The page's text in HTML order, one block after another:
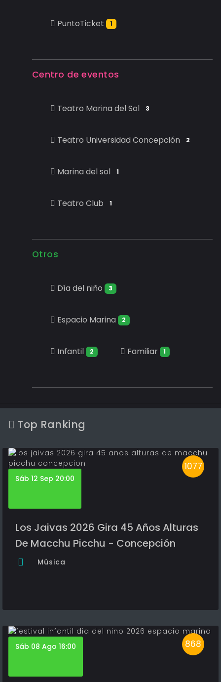
PuntoTicket 1
Centro de eventos
Teatro Marina del Sol 3
Teatro Universidad Concepción 2
Marina del sol 1
Teatro Club 1
Otros
Día del niño 3
Espacio Marina 2
Infantil 2 Familiar 1
Top Ranking
1077
Sáb 12 Sep 20:00
Los Jaivas 2026 Gira 45 Años Alturas
De Macchu Picchu - Concepción
Música
868
Sáb 08 Ago 16:00